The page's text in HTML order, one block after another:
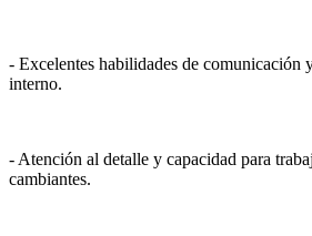
- Excelentes habilidades de comunicación
interno.
- Atención al detalle y capacidad para
cambiantes.